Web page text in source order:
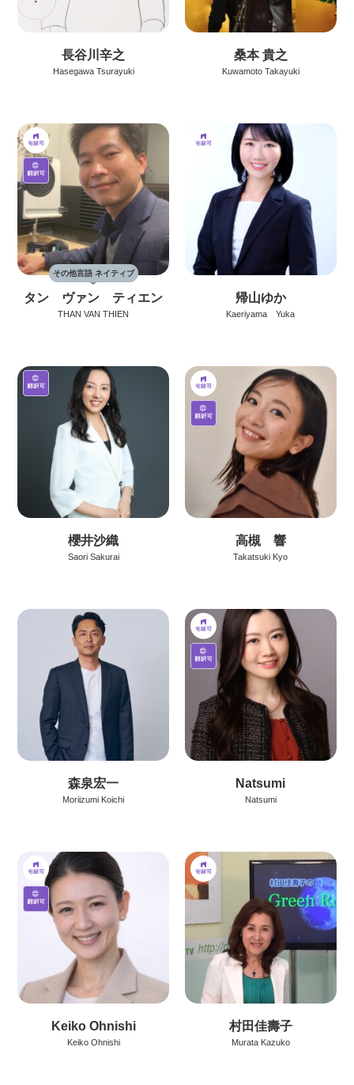
長谷川辛之
Hasegawa Tsurayuki
桑本 貴之
Kuwamoto Takayuki
その他言語 ネイティブ
タン ヴァン ティエン
THAN VAN THIEN
帰山ゆか
Kaeriyama Yuka
櫻井沙織
Saori Sakurai
高槻 響
Takatsuki Kyo
森泉宏一
Moriizumi Koichi
Natsumi
Natsumi
Keiko Ohnishi
Keiko Ohnishi
村田佳壽子
Murata Kazuko